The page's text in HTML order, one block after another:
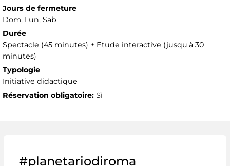
Jours de fermeture
Dom, Lun, Sab
Durée
Spectacle (45 minutes) + Etude interactive (jusqu'à 30
minutes)
Typologie
Initiative didactique
Réservation obligatoire: Sì
#planetariodiroma